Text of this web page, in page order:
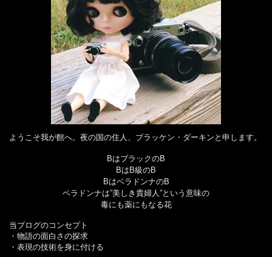
ようこそ我が館へ。夜の国の住人、ブラッケン・ダーキンと申します。
BはブラックのB
BはB級のB
BはベラドンナのB
ベラドンナは”美しき貴婦人”という意味の
毒にも薬にもなる花
当ブログのコンセプト
・物語の面白さの探求
・表現の技術を身に付ける